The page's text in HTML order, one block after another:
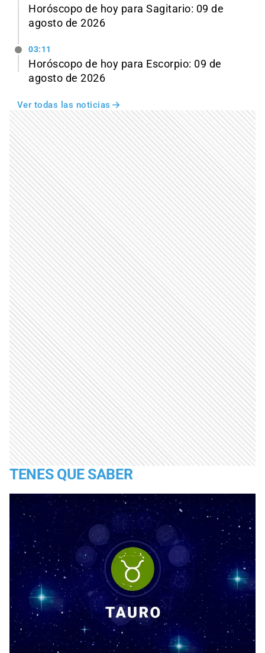
Horóscopo de hoy para Sagitario: 09 de
agosto de 2026
03:11
Horóscopo de hoy para Escorpio: 09 de
agosto de 2026
Ver todas las noticias
TENES QUE SABER